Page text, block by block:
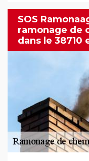
SOS
ramonage de
dans le 38710